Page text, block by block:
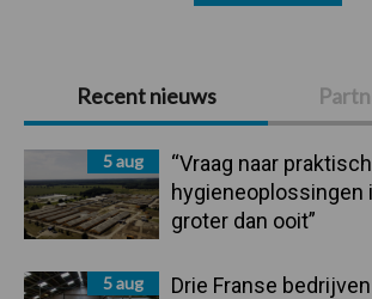
Primaire
Sidebar
Recent nieuws
5 aug
“Vraag naar
hygieneoplossingen
groter dan ooit”
5 aug
Drie Franse